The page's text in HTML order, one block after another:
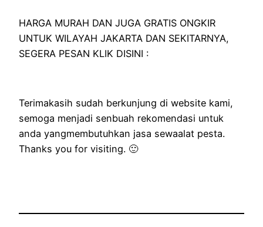
HARGA MURAH DAN JUGA GRATIS ONGKIR
UNTUK WILAYAH JAKARTA DAN SEKITARNYA,
SEGERA PESAN KLIK DISINI :
Terimakasih sudah berkunjung di website kami,
semoga menjadi senbuah rekomendasi untuk
anda yangmembutuhkan jasa sewaalat pesta.
Thanks you for visiting. 🙂